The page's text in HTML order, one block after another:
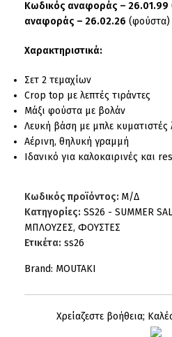
Κωδικός αναφοράς – 26.01.99
αναφοράς – 26.02.26 (φούστα)
Χαρακτηριστικά:
Σετ 2 τεμαχίων
Crop top με λεπτές τιράντες
Μάξι φούστα με βολάν
Λευκή βάση με μπλε κυματιστές
Αέρινη, θηλυκή γραμμή
Ιδανικό για καλοκαιρινές και
Κωδικός προϊόντος: Μ/Δ
Κατηγορίες: SS26 - SUMMER
ΜΠΛΟΥΖΕΣ, ΦΟΥΣΤΕΣ
Ετικέτα: ss26
Brand: MOUTAKI
Χρείαζεστε βοήθεια;